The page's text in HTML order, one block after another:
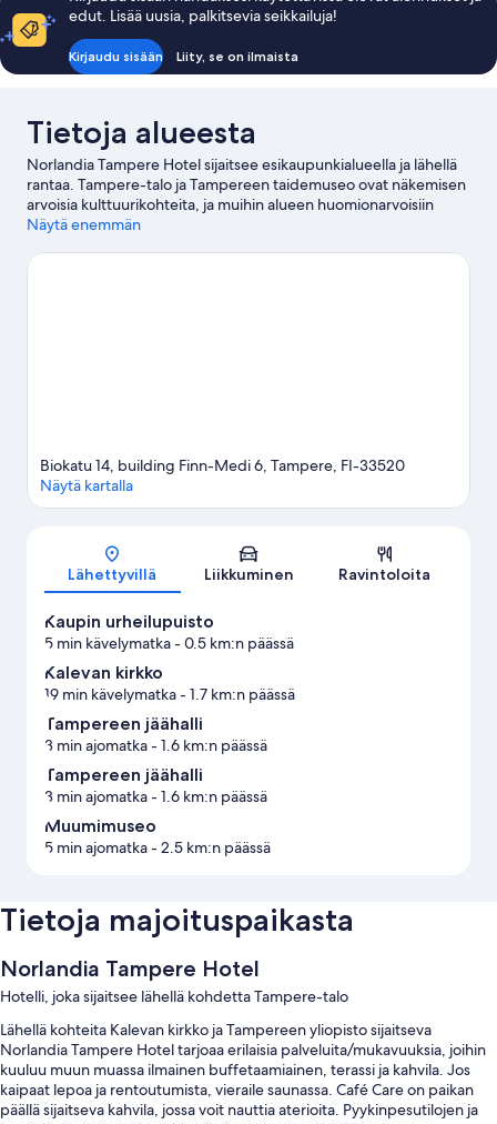
edut. Lisää uusia, palkitsevia seikkailuja!
Kirjaudu sisään Liity, se on ilmaista
Tietoja alueesta
Norlandia Tampere Hotel sijaitsee esikaupunkialueella ja lähellä
rantaa. Tampere-talo ja Tampereen taidemuseo ovat näkemisen
arvoisia kulttuurikohteita, ja muihin alueen huomionarvoisiin
maamerkkeihin kuuluu Aleksanterin kirkko ja Näsinneula.
matkaoppaassamme kohteeseen Tampere
Näytä enemmän
Kartta
Biokatu 14, building Finn-Medi 6, Tampere, FI-33520
Näytä kartalla
Lähettyvillä Liikkuminen Ravintoloita
Kaupin urheilupuisto
5 min kävelymatka- 0.5 km:n päässä
Kalevan kirkko
19 min kävelymatka- 1.7 km:n päässä
Tampereen jäähalli
3 min ajomatka- 1.6 km:n päässä
Tampereen jäähalli
3 min ajomatka- 1.6 km:n päässä
Muumimuseo
5 min ajomatka- 2.5 km:n päässä
Tietoja majoituspaikasta
Norlandia Tampere Hotel
Hotelli, joka sijaitsee lähellä kohdetta Tampere-talo
Lähellä kohteita Kalevan kirkko ja Tampereen yliopisto sijaitseva
Norlandia Tampere Hotel tarjoaa erilaisia palveluita/mukavuuksia, joihin
kuuluu muun muassa ilmainen buffetaamiainen, terassi ja kahvila. Jos
kaipaat lepoa ja rentoutumista, vieraile saunassa. Café Care on paikan
päällä sijaitseva kahvila, jossa voit nauttia aterioita. Pyykinpesutilojen ja